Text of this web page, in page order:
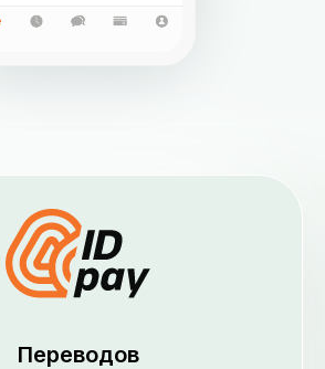
Переводов